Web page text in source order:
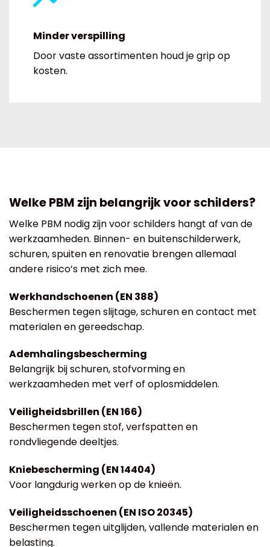
Minder verspilling
Door vaste assortimenten houd je grip op
kosten.
Welke PBM zijn belangrijk voor schilders?
Welke PBM nodig zijn voor schilders hangt af van de
werkzaamheden. Binnen- en buitenschilderwerk,
schuren, spuiten en renovatie brengen allemaal
andere risico’s met zich mee.
Werkhandschoenen (EN 388)
Beschermen tegen slijtage, schuren en contact met
materialen en gereedschap.
Ademhalingsbescherming
Belangrijk bij schuren, stofvorming en
werkzaamheden met verf of oplosmiddelen.
Veiligheidsbrillen (EN 166)
Beschermen tegen stof, verfspatten en
rondvliegende deeltjes.
Kniebescherming (EN 14404)
Voor langdurig werken op de knieën.
Veiligheidsschoenen (EN ISO 20345)
Beschermen tegen uitglijden, vallende materialen en
belasting.